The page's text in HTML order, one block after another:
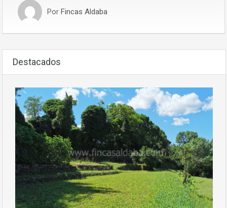
Por Fincas Aldaba
Destacados